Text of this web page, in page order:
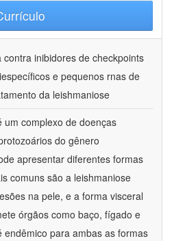
contra inibidores de checkpoints
e pequenos rnas de
da leishmaniose
um complexo de doenças
do gênero
apresentar diferentes formas
comuns são a leishmaniose
na pele, e a forma visceral
órgãos como baço, fígado e
endêmico para ambas as formas